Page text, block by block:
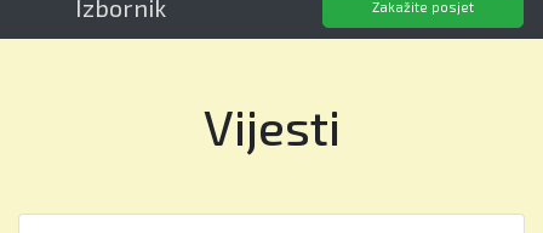
Izbornik Zakažite posjet
Vijesti